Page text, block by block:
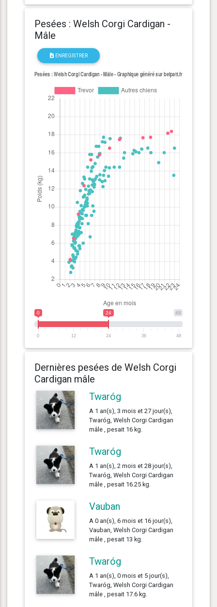
Pesées : Welsh Corgi Cardigan -
Mâle
ENREGISTRER
48
0 24
0 12 24 36 48
Dernières pesées de Welsh Corgi
Cardigan mâle
Twaróg
A 1 an(s), 3 mois et 27 jour(s),
Twaróg, Welsh Corgi Cardigan
mâle , pesait 16 kg.
Twaróg
A 1 an(s), 2 mois et 28 jour(s),
Twaróg, Welsh Corgi Cardigan
mâle , pesait 16.25 kg.
Vauban
A 0 an(s), 6 mois et 16 jour(s),
Vauban, Welsh Corgi Cardigan
mâle , pesait 13 kg.
Twaróg
A 1 an(s), 0 mois et 5 jour(s),
Twaróg, Welsh Corgi Cardigan
mâle , pesait 17.6 kg.